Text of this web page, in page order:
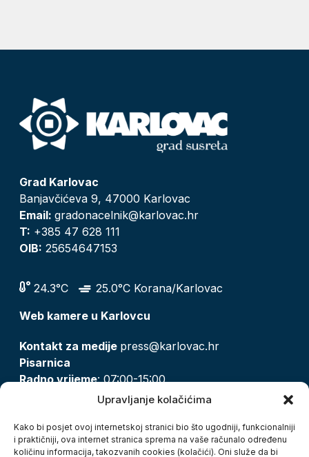
Upravljanje kolačićima
Kako bi posjet ovoj internetskoj stranici bio što ugodniji, funkcionalniji
i praktičniji, ova internet stranica sprema na vaše računalo određenu
količinu informacija, takozvanih cookies (kolačići). Oni služe da bi
Grad Karlovac
Banjavčićeva 9, 47000 Karlovac
Email: gradonacelnik@karlovac.hr
T: +385 47 628 111
OIB: 25654647153
24.3°C
25.0°C Korana/Karlovac
Web kamere u Karlovcu
Kontakt za medije press@karlovac.hr
Pisarnica
Radno vrijeme: 07:00-15:00
pisarnica@karlovac.hr